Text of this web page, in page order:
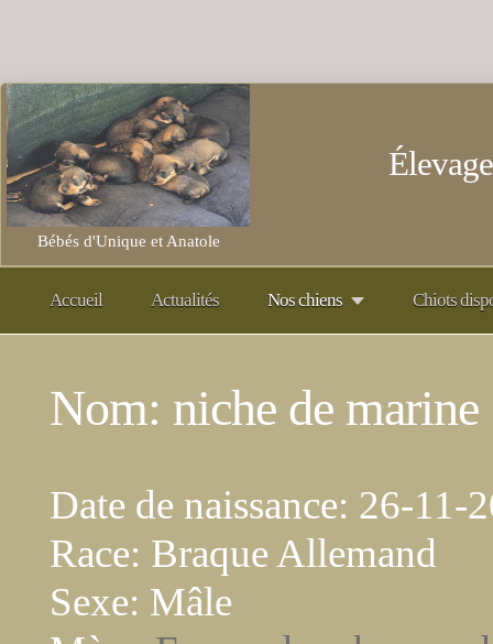
Bébés d'Unique et Anatole
Accueil Actualités Nos chiens Chiots
Nom: niche de marine
Date de naissance: 26-11-
Race: Braque Allemand
Sexe: Mâle